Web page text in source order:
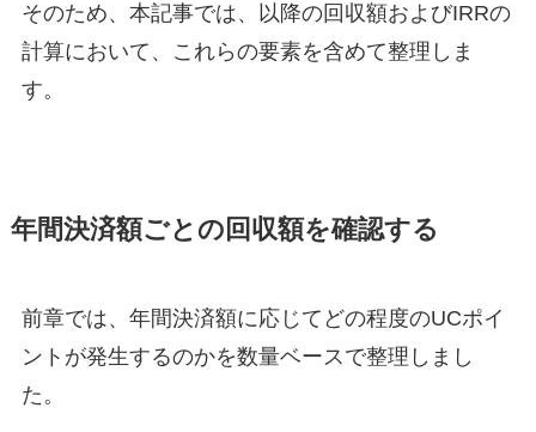
そのため、本記事では、以降の回収額およびIRRの
計算において、これらの要素を含めて整理しま
す。
年間決済額ごとの回収額を確認する
前章では、年間決済額に応じてどの程度のUCポイ
ントが発生するのかを数量ベースで整理しまし
た。